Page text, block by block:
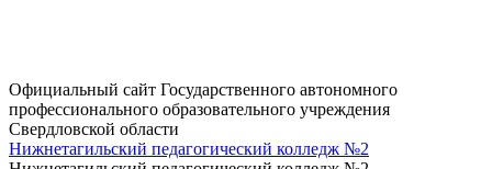
Официальный сайт Государственного автономного
профессионального образовательного учреждения
Свердловской области
Нижнетагильский педагогический колледж №2